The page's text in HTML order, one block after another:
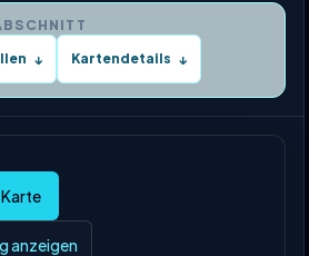
↓ Kartendetails ↓
anzeigen